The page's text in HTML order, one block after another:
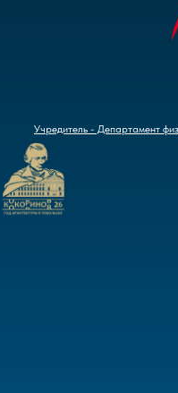
Учредитель - Департамент